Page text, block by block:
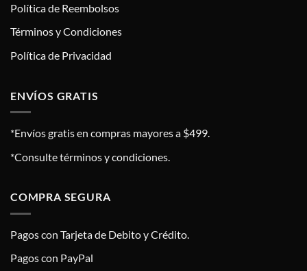
Política de Reembolsos
Términos y Condiciones
Política de Privacidad
ENVÍOS GRATIS
*Envíos gratis en compras mayores a $499.
*Consulte términos y condiciones.
COMPRA SEGURA
Pagos con Tarjeta de Debito y Crédito.
Pagos con PayPal